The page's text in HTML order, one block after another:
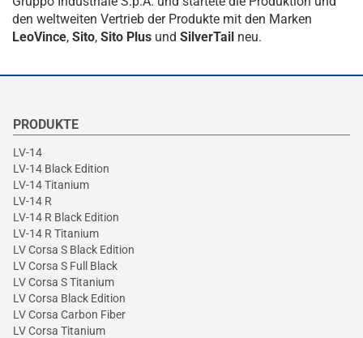
den weltweiten Vertrieb der Produkte mit den Marken
LeoVince, Sito, Sito Plus und SilverTail neu.
PRODUKTE
LV-14
LV-14 Black Edition
LV-14 Titanium
LV-14 R
LV-14 R Black Edition
LV-14 R Titanium
LV Corsa S Black Edition
LV Corsa S Full Black
LV Corsa S Titanium
LV Corsa Black Edition
LV Corsa Carbon Fiber
LV Corsa Titanium